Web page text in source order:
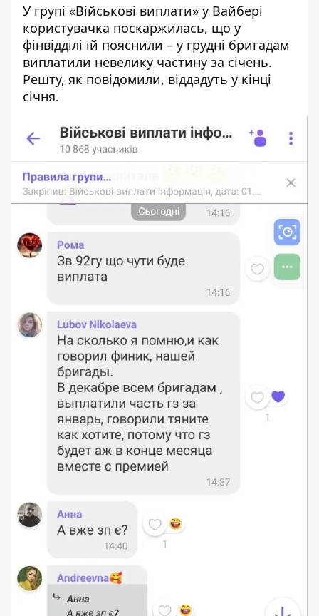
У групі «Військові виплати» у Вайбері
користувачка поскаржилась, що у
фінвідділі їй пояснили – у грудні бригадам
виплатили невелику частину за січень.
Решту, як повідомили, віддадуть у кінці
січня.